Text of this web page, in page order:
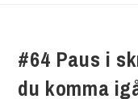
#64 Paus i
du komma